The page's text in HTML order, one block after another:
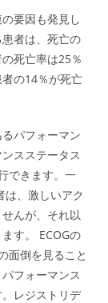
要因も発見し
者は、死亡の
死亡率は25％
の14％が死亡
パフォーマン
スステータス
できます。一
は、激しいアク
んが、それ以
す。 ECOGの
面倒を見ること
フォーマンス
レジストリデ